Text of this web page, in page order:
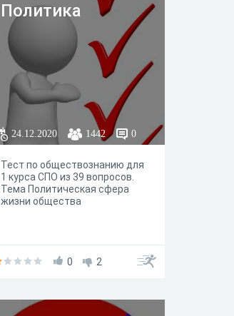
Политика
24.12.2020 1442 0
Тест по обществознанию для
1 курса СПО из 39 вопросов.
Тема Политическая сфера
жизни общества
0 2